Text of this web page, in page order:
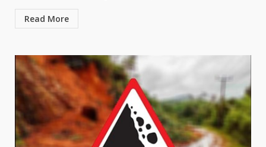
Read More